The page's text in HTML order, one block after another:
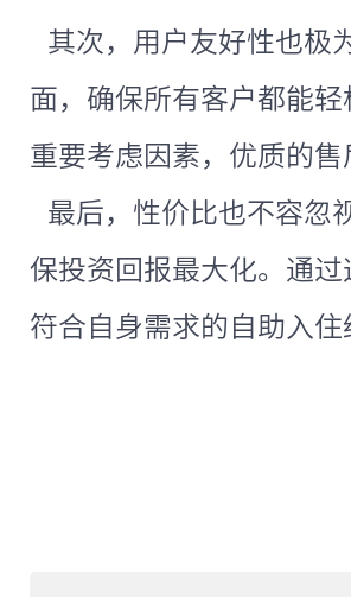
其次，用户友好性也极
面，确保所有客户都能
重要考虑因素，优质的
最后，性价比也不容忽
保投资回报最大化。通
符合自身需求的自助入住